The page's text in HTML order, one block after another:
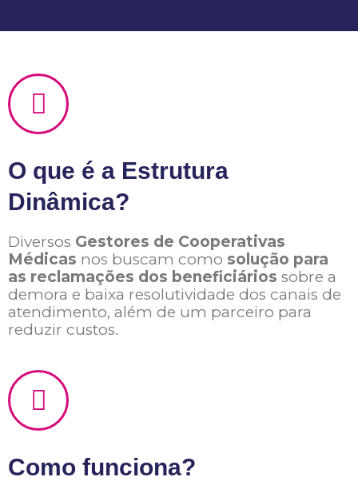
O que é a Estrutura
Dinâmica?
Diversos Gestores de Cooperativas
Médicas nos buscam como solução para
as reclamações dos beneficiários sobre a
demora e baixa resolutividade dos canais de
atendimento, além de um parceiro para
reduzir custos.
Como funciona?